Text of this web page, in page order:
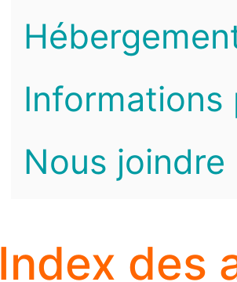
Informations
Nous joindre
Index des